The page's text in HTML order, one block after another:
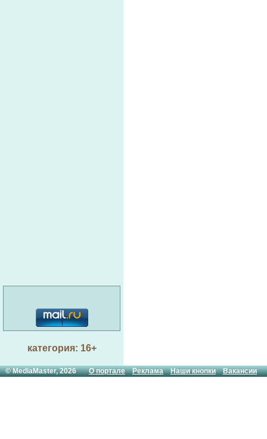
категория: 16+
© MediaMaster, 2026О портале Реклама Наши кнопки Вакансии